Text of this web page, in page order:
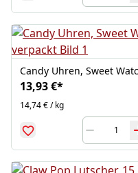
Candy Uhren, Sweet
13,93 €*
14,74 € / kg